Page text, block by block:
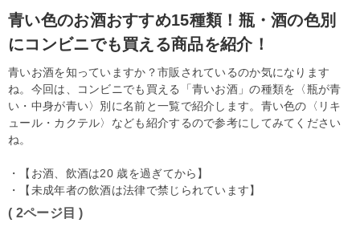
青い色のお酒おすすめ15種類！瓶・酒の色別
にコンビニでも買える商品を紹介！
青いお酒を知っていますか？市販されているのか気になります
ね。今回は、コンビニでも買える「青いお酒」の種類を〈瓶が青
い・中身が青い〉別に名前と一覧で紹介します。青い色の〈リキ
ュール・カクテル〉なども紹介するので参考にしてみてください
ね。
・【お酒、飲酒は20 歳を過ぎてから】
・【未成年者の飲酒は法律で禁じられています】
( 2ページ目 )